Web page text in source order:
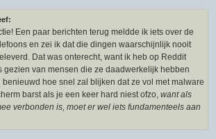
Een paar berichten terug meldde ik iets over de
en zei ik dat die dingen waarschijnlijk nooit
Dat was onterecht, want ik heb op Reddit
gezien van mensen die ze daadwerkelijk hebben
benieuwd hoe snel zal blijken dat ze vol met malware
barst als je een keer hard niest ofzo, want als
verbonden is, moet er wel iets fundamenteels aan